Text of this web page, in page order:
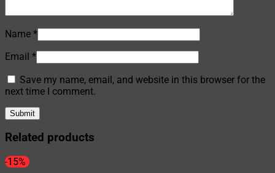
Name *
Email *
Save my name, email, and website in this browser for the
next time I comment.
Related products
-15%